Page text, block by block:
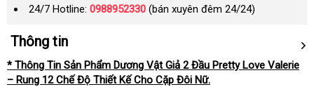
24/7 Hotline: 0988952330 (bán xuyên đêm 24/24)
Thông tin
* Thông Tin Sản Phẩm Dương Vật Giả 2 Đầu Pretty Love Valerie
– Rung 12 Chế Độ Thiết Kế Cho Cặp Đôi Nữ.